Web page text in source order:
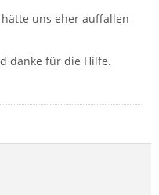
uns eher auffallen
danke für die Hilfe.